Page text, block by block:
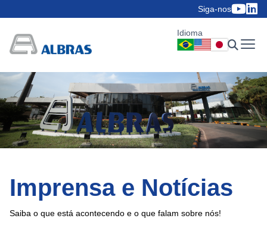
Siga-nos
Idioma
Imprensa e Notícias
Saiba o que está acontecendo e o que falam sobre nós!